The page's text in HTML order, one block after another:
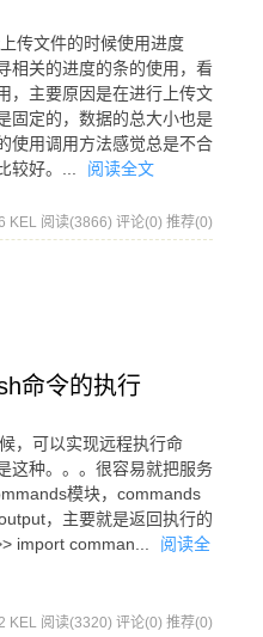
传文件的时候使用进度
相关的进度的条的使用，看
，主要原因是在进行上传文
固定的，数据的总大小也是
使用调用方法感觉总是不合
较好。...
阅读全文
KEL 阅读(3866) 评论(0) 推荐(0)
命令的执行
，可以实现远程执行命
这种。。。很容易就把服务
模块，commands
，主要就是返回执行的
import comman...
阅读全
KEL 阅读(3320) 评论(0) 推荐(0)